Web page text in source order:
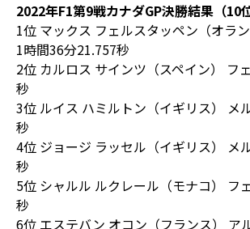
2022年F1第9戦カナダGP決勝結果（10
1位 マックス フェルスタッペン（オラ
1時間36分21.757秒
2位 カルロス サインツ（スペイン） フ
秒
3位 ルイス ハミルトン（イギリス） メ
秒
4位 ジョージ ラッセル（イギリス） メ
秒
5位 シャルル ルクレール（モナコ） フ
秒
6位 エステバン オコン（フランス） ア